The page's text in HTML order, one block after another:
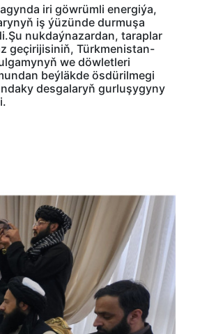
iri göwrümli energiýa,
iş ýüzünde durmuşa
nukdaýnazardan, taraplar
geçirijisiniň, Türkmenistan-
we döwletleri
beýläkde ösdürilmegi
desgalaryň gurluşygyny